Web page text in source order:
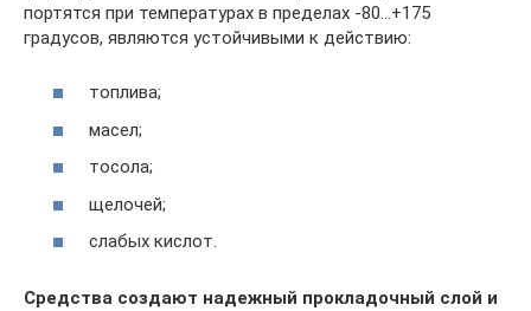
портятся при температурах в пределах -80…+175
градусов, являются устойчивыми к действию:
топлива;
масел;
тосола;
щелочей;
слабых кислот.
Средства создают надежный прокладочный слой и